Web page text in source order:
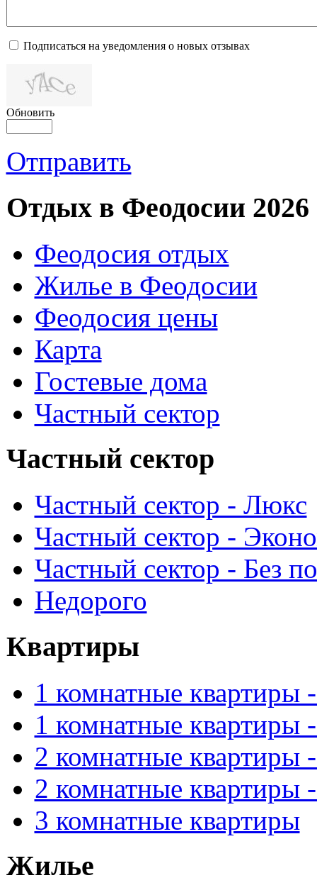
Подписаться на уведомления о новых отзывах
Обновить
Отправить
Отдых в Феодосии 2026
Феодосия отдых
Жилье в Феодосии
Феодосия цены
Карта
Гостевые дома
Частный сектор
Частный сектор
Частный сектор - Люкс
Частный сектор -
Частный сектор - Без
Недорого
Квартиры
1 комнатные квартиры
1 комнатные квартиры
2 комнатные квартиры
2 комнатные квартиры
3 комнатные квартиры
Жилье